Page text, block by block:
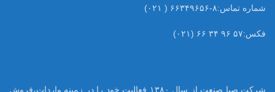
شماره تماس:۸-۶۶۳۴۹۶۵۶ ( ۰۲۱)
فکس:۵۷ ۹۶ ۳۴ ۶۶ (۰۲۱)
شرکت صبا صنعت از سال ۱۳۸۰ فعالیت خود را در زمینه واردات،فروش